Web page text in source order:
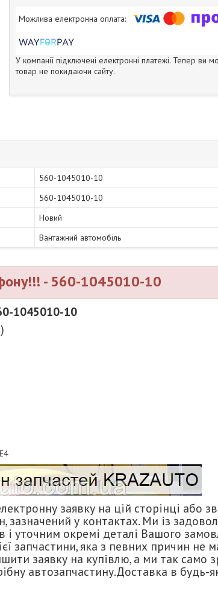
У компанії підключені електронні платежі. Тепер ви
товар не покидаючи сайту.
560-1045010-10
560-1045010-10
Новий
Вантажний автомобіль
- 560-1045010-10
1045010-10
заявку на цій сторінці або
у контактах. Ми із
уточним окремі деталі Вашого
запчастини, яка з певних причин не
заявку на купівлю, а ми так само
автозапчастину.Доставка в будь-